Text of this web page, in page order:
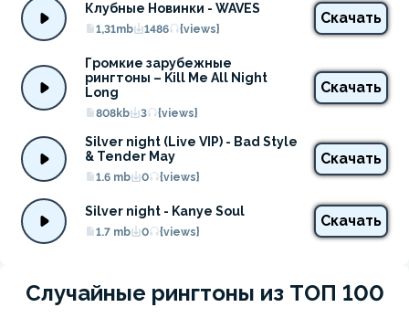
Клубные Новинки - WAVES
1,31mb 1486 {views}
Скачать
Громкие зарубежные
рингтоны – Kill Me All Night
Long
808kb 3 {views}
Скачать
Silver night (Live VIP) - Bad Style
& Tender May
1.6 mb 0 {views}
Скачать
Silver night - Kanye Soul
1.7 mb 0 {views}
Скачать
Случайные рингтоны из ТОП 100